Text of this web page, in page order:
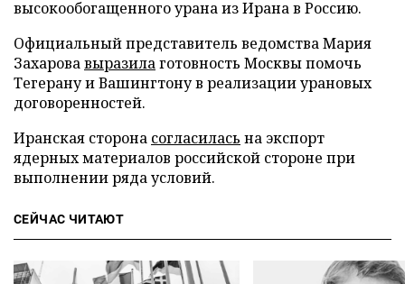
высокообогащенного урана из Ирана в Россию.
Официальный представитель ведомства Мария
Захаровавыразилаготовность Москвы помочь
Тегерану и Вашингтону в реализации урановых
договоренностей.
Иранская сторона согласилась на экспорт
ядерных материалов российской стороне при
выполнении ряда условий.
СЕЙЧАС ЧИТАЮТ